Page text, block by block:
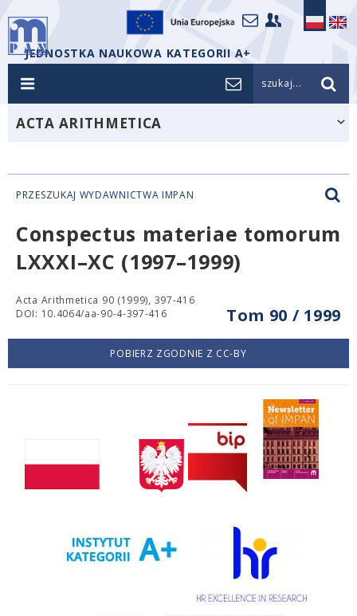
JEDNOSTKA NAUKOWA KATEGORII A+
szukaj...
ACTA ARITHMETICA
PRZESZUKAJ WYDAWNICTWA IMPAN
Conspectus materiae tomorum
LXXXI–XC (1997–1999)
Tom 90 / 1999
Acta Arithmetica 90 (1999), 397-416
DOI: 10.4064/aa-90-4-397-416
POBIERZ ZGODNIE Z CC-BY